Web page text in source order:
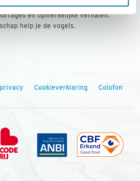
voor onze leden, met
en opmerkelijke verhalen.
help je de vogels.
Cookieverklaring Colofon